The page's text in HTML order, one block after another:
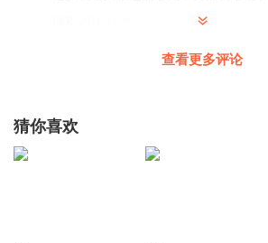
作者和主播的新作品再现！
查看更多评论
猜你喜欢